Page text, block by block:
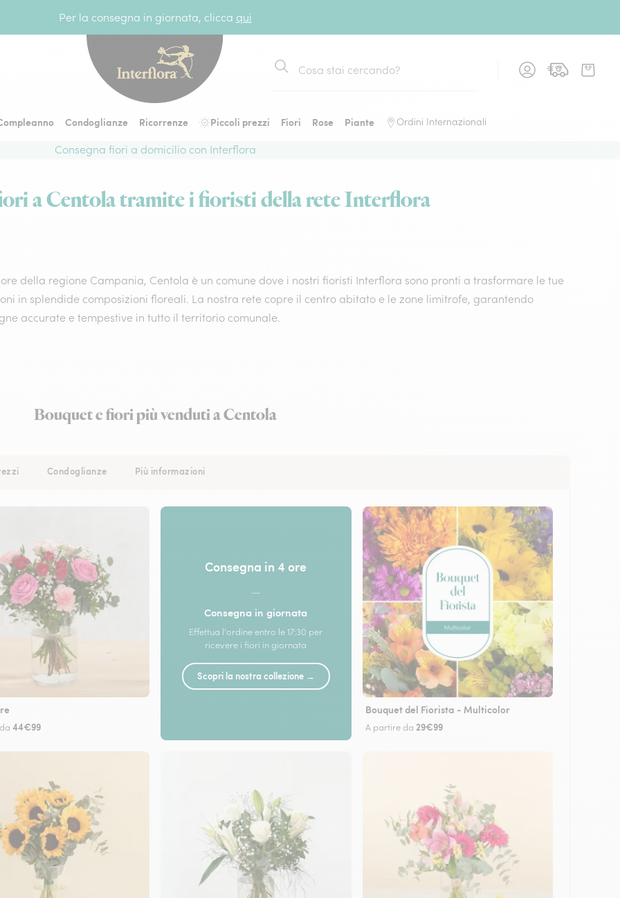
Per la consegna in giornata, clicca qui
Cerca
Condoglianze Ricorrenze Piccoli prezzi Fiori Rose Piante Ordini Internazionali
Consegna fiori a domicilio con Interflora
a Centola tramite i fioristi della rete Interflora
della regione Campania, Centola è un comune dove i nostri fioristi Interflora sono pronti a trasformare le tue
in splendide composizioni floreali. La nostra rete copre il centro abitato e le zone limitrofe, garantendo
accurate e tempestive in tutto il territorio comunale.
Bouquet e fiori più venduti a Centola
Condoglianze Più informazioni
44€99
Consegna in 4 ore
—
Consegna in giornata
Effettua l'ordine entro le 17:30 per
ricevere i fiori in giornata
Scopri la nostra collezione →
Bouquet del Fiorista - Multicolor
A partire da 29€99